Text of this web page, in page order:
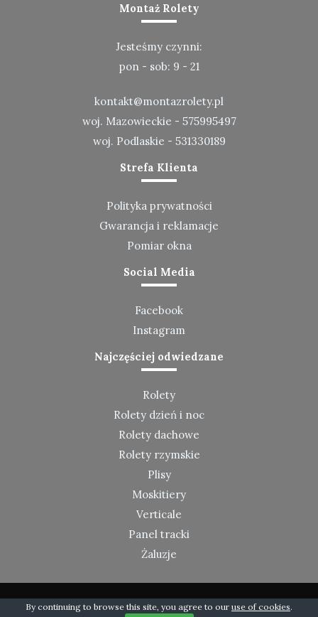
Montaż Rolety
Jesteśmy czynni:
pon - sob: 9 - 21
kontakt@montazrolety.pl
woj. Mazowieckie - 575995497
woj. Podlaskie - 531330189
Strefa Klienta
Polityka prywatności
Gwarancja i reklamacje
Pomiar okna
Social Media
Facebook
Instagram
Najczęściej odwiedzane
Rolety
Rolety dzień i noc
Rolety dachowe
Rolety rzymskie
Plisy
Moskitiery
Verticale
Panel tracki
Żaluzje
©2019-2020Montaż Rolety
By continuing to browse this site, you agree to our use of cookies.